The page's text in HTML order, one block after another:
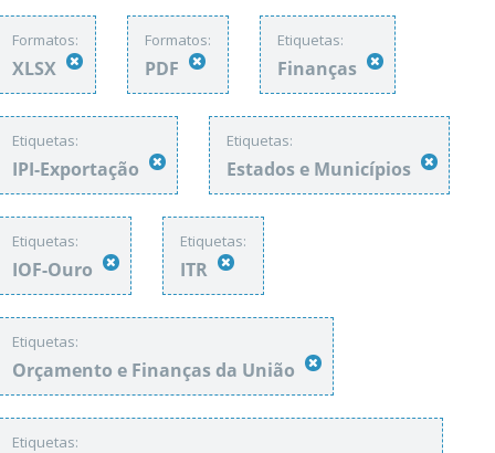
Formatos:
XLSX
Formatos:
PDF
Etiquetas:
Finanças
Etiquetas:
IPI-Exportação
Etiquetas:
Estados e Municípios
Etiquetas:
IOF-Ouro
Etiquetas:
ITR
Etiquetas:
Orçamento e Finanças da União
Etiquetas: